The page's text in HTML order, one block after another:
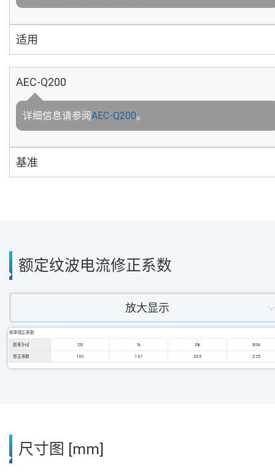
适用
AEC-Q200
详细信息请参阅AEC-Q200。
基准
额定纹波电流修正系数
放大显示
频率修正系数
频率 [Hz] 120 1k 10k 100k
修正系数 1.00 1.67 2.05 2.25
尺寸图 [mm]